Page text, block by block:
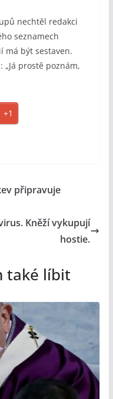
nechtěl redakci
seznamech
má být sestaven.
prostě poznám,
+1
připravuje
Kněží vykupují
hostie.
také líbit